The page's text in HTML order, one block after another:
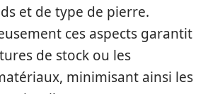
et de type de pierre.
ces aspects garantit
de stock ou les
minimisant ainsi les